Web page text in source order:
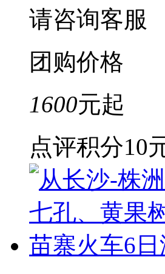
请咨询客服
团购价格
1600元起
点评积分10